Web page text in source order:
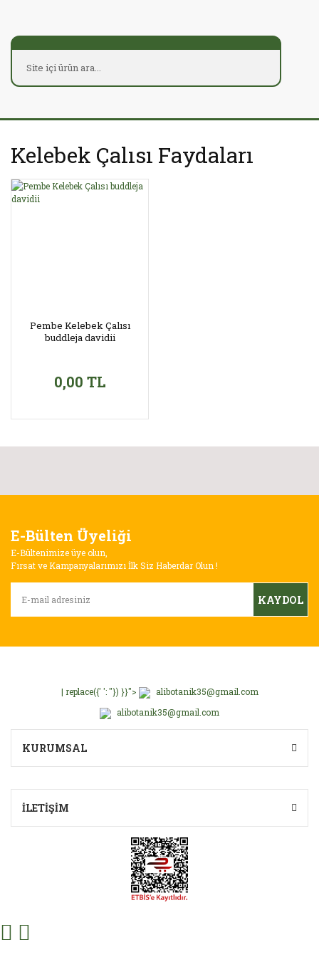
Kelebek Çalısı Faydaları
Pembe Kelebek Çalısı
buddleja davidii
0,00 TL
E-Bülten Üyeliği
E-Bültenimize üye olun,
Fırsat ve Kampanyalarımızı İlk Siz Haberdar Olun !
KAYDOL
| replace({' ': ''}) }}">
alibotanik35@gmail.com
alibotanik35@gmail.com
KURUMSAL
İLETİŞİM